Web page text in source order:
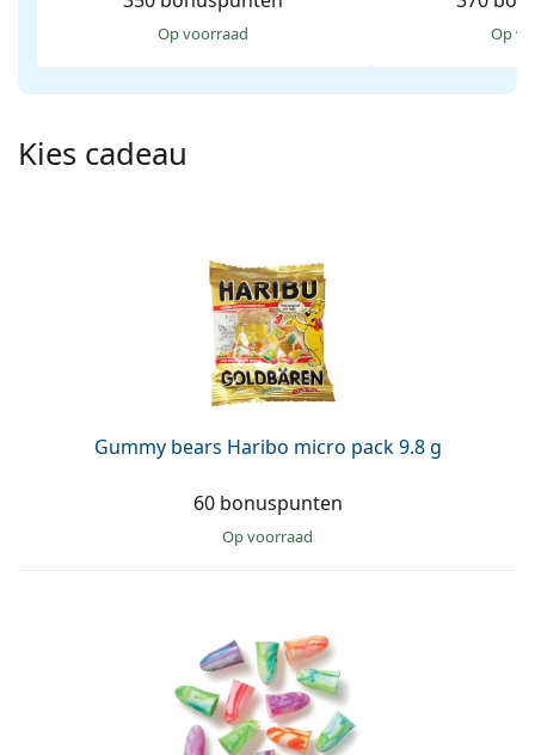
Alle merken
Persol
Prada
Online
op voorraad op
Kies cadeau
Gummy bears Haribo micro pack 9.8 g
60 bonuspunten
op voorraad